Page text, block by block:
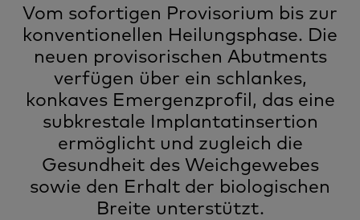
Vom sofortigen Provisorium bis zur
konventionellen Heilungsphase. Die
neuen provisorischen Abutments
verfügen über ein schlankes,
konkaves Emergenzprofil, das eine
subkrestale Implantatinsertion
ermöglicht und zugleich die
Gesundheit des Weichgewebes
sowie den Erhalt der biologischen
Breite unterstützt.